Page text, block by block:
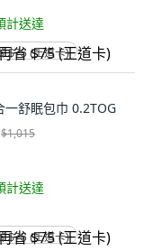
計送達
$75 (王道卡)
舒眠包巾 0.2TOG
$1,015
計送達
$75 (王道卡)